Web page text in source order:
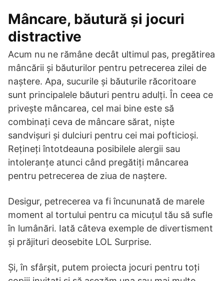
Mâncare, băutură și jocuri
distractive
Acum nu ne rămâne decât ultimul pas, pregătirea
mâncării și băuturilor pentru petrecerea zilei de
naștere. Apa, sucurile și băuturile răcoritoare
sunt principalele băuturi pentru adulți. În ceea ce
privește mâncarea, cel mai bine este să
combinați ceva de mâncare sărat, niște
sandvișuri și dulciuri pentru cei mai pofticioși.
Rețineți întotdeauna posibilele alergii sau
intoleranțe atunci când pregătiți mâncarea
pentru petrecerea de ziua de naștere.
Desigur, petrecerea va fi încununată de marele
moment al tortului pentru ca micuțul tău să sufle
în lumânări. Iată câteva exemple de divertisment
și prăjituri deosebite LOL Surprise.
Și, în sfârșit, putem proiecta jocuri pentru toți